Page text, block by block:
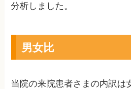
分析しました。
男女比
当院の来院患者さまの内訳は